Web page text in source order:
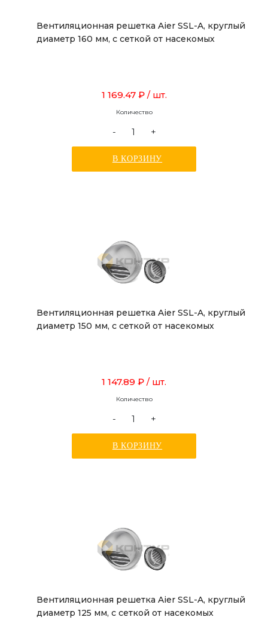
Вентиляционная решетка Aier SSL-A, круглый
диаметр 160 мм, с сеткой от насекомых
1 169.47 ₽ / шт.
Количество
- +
В КОРЗИНУ
Вентиляционная решетка Aier SSL-A, круглый
диаметр 150 мм, с сеткой от насекомых
1 147.89 ₽ / шт.
Количество
- +
В КОРЗИНУ
Вентиляционная решетка Aier SSL-A, круглый
диаметр 125 мм, с сеткой от насекомых